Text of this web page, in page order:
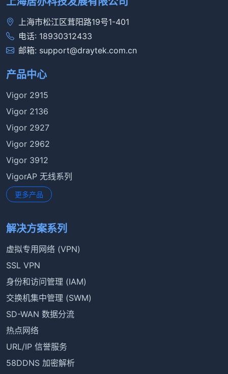
上海市松江区茸阳路19号1-401
电话: 18930312433
邮箱: support@draytek.com.cn
产品中心
Vigor 2915
Vigor 2136
Vigor 2927
Vigor 2962
Vigor 3912
VigorAP 无线系列
更多产品
解决方案系列
虚拟专用网络 (VPN)
SSL VPN
身份和访问管理 (IAM)
交换机集中管理 (SWM)
SD-WAN 数据分流
热点网络
URL/IP 信誉服务
58DDNS 加密解析